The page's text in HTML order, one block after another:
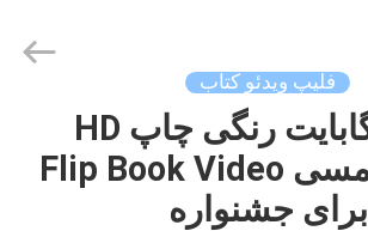
فلیپ ویدئو کتاب
512 مگابایت رنگی چاپ HD
دیجیتال لمسی Flip Book Video
برای جشنواره